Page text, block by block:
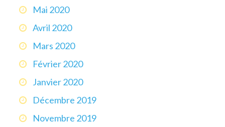
Mai 2020
Avril 2020
Mars 2020
Février 2020
Janvier 2020
Décembre 2019
Novembre 2019